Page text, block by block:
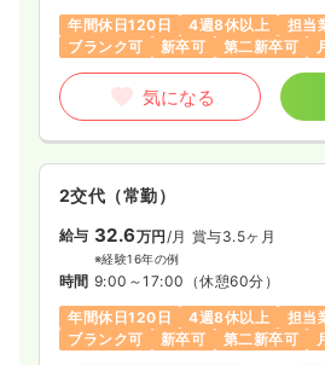
年間休日120日
4週8休以上
担当
ブランク可
新卒可 第二新卒可
気になる
2交代（常勤）
給与 32.6万円/月 賞与3.5ヶ月
※経験16年の例
時間 9:00～17:00 （休憩60分）
年間休日120日
4週8休以上
担当
ブランク可
新卒可 第二新卒可